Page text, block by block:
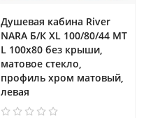
Душевая кабина River
NARA Б/К XL 100/80/44 MT
L 100х80 без крыши,
матовое стекло,
профиль хром матовый,
левая